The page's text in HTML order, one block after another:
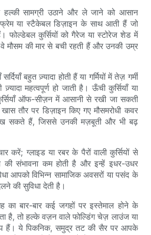
हल्की सामग्री उठाने और ले जाने को आसान
फ्रेम या स्टैकेबल डिज़ाइन के साथ आती हैं जो
फोल्डेबल कुर्सियों को गैरेज या स्टोरेज शेड में
की मार से बची रहती हैं और उनकी उम्र
बहुत ज़्यादा होती हैं या गर्मियों में तेज़ गर्मी
महत्वपूर्ण हो जाती है। ऊँची कुर्सियाँ या
ऑफ-सीज़न में आसानी से रखी जा सकती
तौर पर डिज़ाइन किए गए मौसमरोधी कवर
रख सकते हैं, जिससे उनकी मज़बूती और भी बढ़
करें; ग्लाइड या रबर के पैरों वाली कुर्सियों से
संभावना कम होती है और इन्हें इधर-उधर
आपको विभिन्न सामाजिक अवसरों या पसंद के
की सुविधा देती है।
का बार-बार कई जगहों पर इस्तेमाल होने के
है, तो हल्के वज़न वाले फोल्डिंग चेज़ लाउंज या
हैं। ये पिकनिक, समुद्र तट की सैर पर आपके